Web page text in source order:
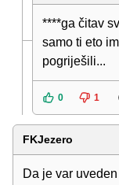
****ga čitav
samo ti eto
pogriješili...
0 1
FKJezero
Da je var